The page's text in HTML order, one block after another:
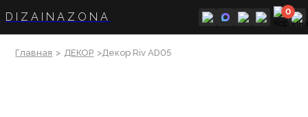
DIZAINAZONA 0
Главная > ДЕКОР >Декор Riv AD05